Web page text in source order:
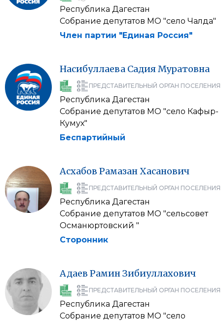
Республика Дагестан
Собрание депутатов МО "село Чалда"
Член партии "Единая Россия"
Насибуллаева СадияМуратовна
ПРЕДСТАВИТЕЛЬНЫЙ ОРГАН ПОСЕЛЕНИЯ
Республика Дагестан
Собрание депутатов МО "село Кафыр-
Кумух"
Беспартийный
Асхабов РамазанХасанович
ПРЕДСТАВИТЕЛЬНЫЙ ОРГАН ПОСЕЛЕНИЯ
Республика Дагестан
Собрание депутатов МО "сельсовет
Османюртовский "
Сторонник
Адаев РаминЗибиуллахович
ПРЕДСТАВИТЕЛЬНЫЙ ОРГАН ПОСЕЛЕНИЯ
Республика Дагестан
Собрание депутатов МО "село